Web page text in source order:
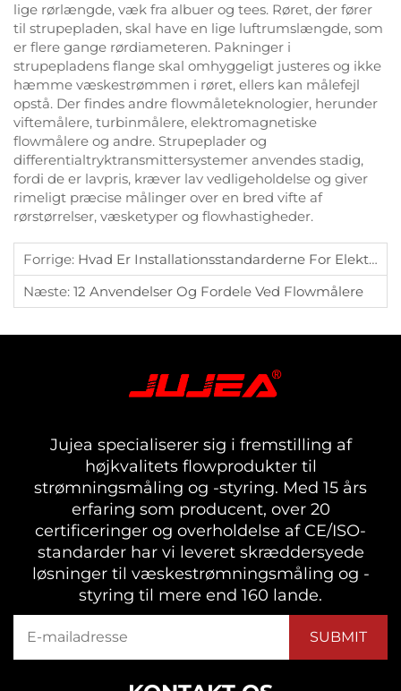
lige rørlængde, væk fra albuer og tees. Røret, der fører
til strupepladen, skal have en lige luftrumslængde, som
er flere gange rørdiameteren. Pakninger i
strupepladens flange skal omhyggeligt justeres og ikke
hæmme væskestrømmen i røret, ellers kan målefejl
opstå. Der findes andre flowmåleteknologier, herunder
viftemålere, turbinmålere, elektromagnetiske
flowmålere og andre. Strupeplader og
differentialtryktransmittersystemer anvendes stadig,
fordi de er lavpris, kræver lav vedligeholdelse og giver
rimeligt præcise målinger over en bred vifte af
rørstørrelser, væsketyper og flowhastigheder.
Forrige: Hvad Er Installationsstandarderne For Elektromagnetiske Flowmålere?
Næste: 12 Anvendelser Og Fordele Ved Flowmålere
Jujea specialiserer sig i fremstilling af
højkvalitets flowprodukter til
strømningsmåling og -styring. Med 15 års
erfaring som producent, over 20
certificeringer og overholdelse af CE/ISO-
standarder har vi leveret skræddersyede
løsninger til væskestrømningsmåling og -
styring til mere end 160 lande.